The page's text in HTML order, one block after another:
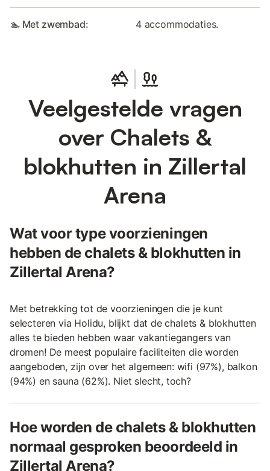
🏊 Met zwembad: 4 accommodaties.
Veelgestelde vragen
over Chalets &
blokhutten in Zillertal
Arena
Wat voor type voorzieningen
hebben de chalets & blokhutten in
Zillertal Arena?
Met betrekking tot de voorzieningen die je kunt
selecteren via Holidu, blijkt dat de chalets & blokhutten
alles te bieden hebben waar vakantiegangers van
dromen! De meest populaire faciliteiten die worden
aangeboden, zijn over het algemeen: wifi (97%), balkon
(94%) en sauna (62%). Niet slecht, toch?
Hoe worden de chalets & blokhutten
normaal gesproken beoordeeld in
Zillertal Arena?